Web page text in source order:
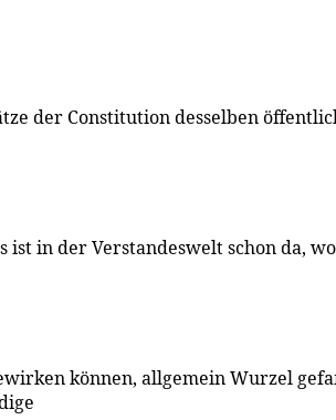
der Constitution desselben
ist in der Verstandeswelt schon da,
können, allgemein Wurzel